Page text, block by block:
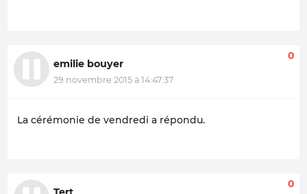
emilie bouyer
29 novembre 2015 à 14:47:37
0
La cérémonie de vendredi a répondu.
0